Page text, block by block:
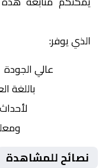
الذي يوفر:
عالي الجودة
باللغة
نصائح للمشاهدة